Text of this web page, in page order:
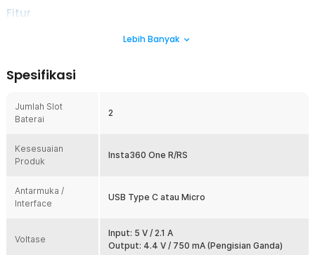
Fitur
Sempurna untuk Kamera Insta360
Tipe port serta spesifikasi daya yang disalurkan telah disesuaikan
Efisien dengan 2 Sisi Pengisian
Tidak perlu lagi membuang waktu untuk mengisi daya baterai
gunakan untuk mengisi daya 2 buah baterai sekaligus. Ini sangat
berguna jika Anda memiliki beberapa baterai cadangan yang perlu
Pantau Melalui Lampu Indikator
Anda tidak perlu menebak-nebak apakah daya baterai telah terisi
sisinya. Lampu indikator akan berubah warna dari merah ke hijau
saat dayanya penuh. Anda pun dapat melepas baterai secara tepat
Lebih Banyak
Spesifikasi
Jumlah Slot
Baterai
2
Kesesuaian
Produk
Insta360 One R/RS
Antarmuka /
Interface
USB Type C atau Micro
Voltase
Input: 5 V / 2.1 A
Output: 4.4 V / 750 mA (Pengisian Ganda)